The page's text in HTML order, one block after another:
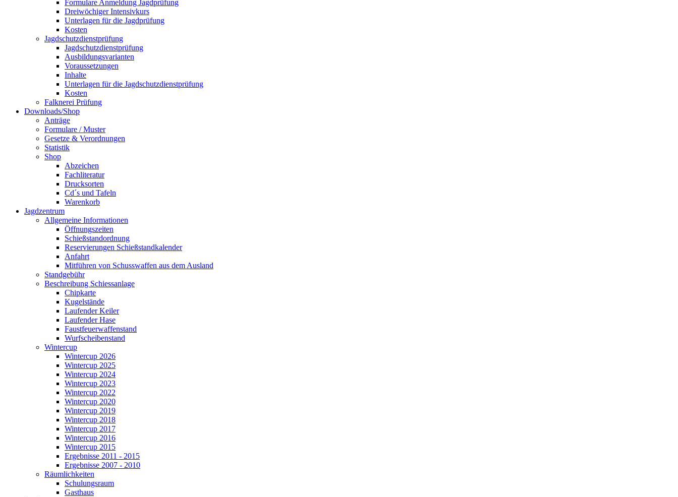
Formulare Anmeldung Jagdprüfung
Dreiwöchiger Intensivkurs
Unterlagen für die Jagdprüfung
Kosten
Jagdschutzdienstprüfung
Jagdschutzdienstprüfung
Ausbildungsvarianten
Voraussetzungen
Inhalte
Unterlagen für die Jagdschutzdienstprüfung
Kosten
Falknerei Prüfung
Downloads/Shop
Anträge
Formulare / Muster
Gesetze & Verordnungen
Statistik
Shop
Abzeichen
Fachliteratur
Drucksorten
Cd´s und Tafeln
Warenkorb
Jagdzentrum
Allgemeine Informationen
Öffnungszeiten
Schießstandordnung
Reservierungen Schießstandkalender
Anfahrt
Mitführen von Schusswaffen aus dem Ausland
Standgebühr
Beschreibung Schiessanlage
Chipkarte
Kugelstände
Laufender Keiler
Laufender Hase
Faustfeuerwaffenstand
Wurfscheibenstand
Wintercup
Wintercup 2026
Wintercup 2025
Wintercup 2024
Wintercup 2023
Wintercup 2022
Wintercup 2020
Wintercup 2019
Wintercup 2018
Wintercup 2017
Wintercup 2016
Wintercup 2015
Ergebnisse 2011 - 2015
Ergebnisse 2007 - 2010
Räumlichkeiten
Schulungsraum
Gasthaus